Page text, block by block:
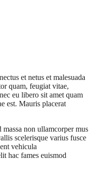
et netus et malesuada
quam, feugiat vitae,
eu libero sit amet quam
est. Mauris placerat
non ullamcorper mus
scelerisque varius fusce
vehicula
hac fames euismod